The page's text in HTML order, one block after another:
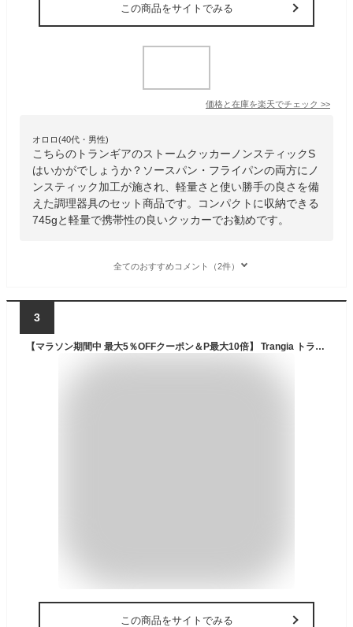
この商品をサイトでみる
価格と在庫を楽天でチェック >>
オロロ(40代・男性)
こちらのトランギアのストームクッカーノンスティックS
はいかがでしょうか？ソースパン・フライパンの両方にノ
ンスティック加工が施され、軽量さと使い勝手の良さを備
えた調理器具のセット商品です。コンパクトに収納できる
745gと軽量で携帯性の良いクッカーでお勧めです。
全てのおすすめコメント（2件）
3
【マラソン期間中 最大5％OFFクーポン＆P最大10倍】 Trangia トランギア アウトドア ストームクッカーS ウルトラライト クッカー キャンプ 調理 器具 料理 道具 フライパン ソースパン キャンプ用品 アルミ製 バーベキュー BBQ 登山 TR273UL
この商品をサイトでみる